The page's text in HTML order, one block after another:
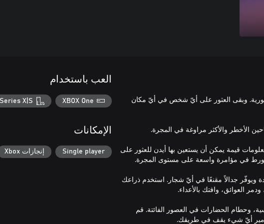
وبقى العثور على أيّ شخص في أيّ مكان
قيمة يمكن أن يستعين بها أيدن للعثور على
ويوفّر جدالاً مقنعًا في أيّ شجار. استخدم ذراعك
وحطام الحضارات في العصور الفائتة. قم
العب باستخدام
XBOX One
X|S
الإمكانات
Single player إنجازات Xbox